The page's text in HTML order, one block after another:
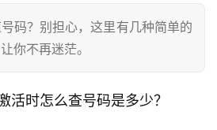
码？别担心，这里有几种简单的
你不再迷茫。
活时怎么查号码是多少？